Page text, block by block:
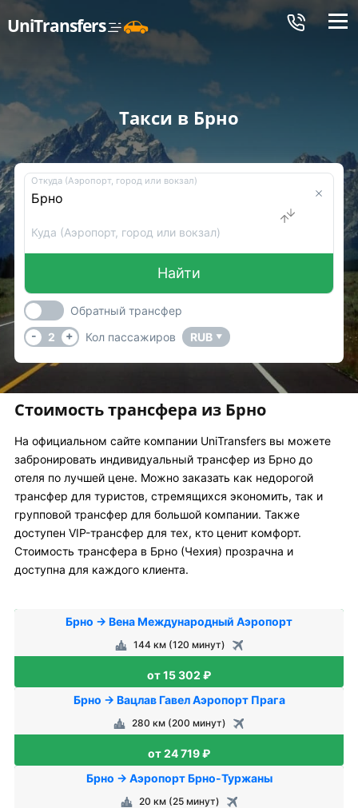
UniTransfers Меню
Такси в Брно
Откуда (Аэропорт, город или вокзал)
Куда (Аэропорт, город или вокзал)
Найти
Обратный трансфер
-
2 + Кол пассажиров RUB ▼
Стоимость трансфера из Брно
На официальном сайте компании UniTransfers вы можете
забронировать индивидуальный трансфер из Брно до
отеля по лучшей цене. Можно заказать как недорогой
трансфер для туристов, стремящихся экономить, так и
групповой трансфер для большой компании. Также
доступен VIP-трансфер для тех, кто ценит комфорт.
Стоимость трансфера в Брно (Чехия) прозрачна и
доступна для каждого клиента.
Брно → Вена Международный Аэропорт
144 км (120 минут)
от 15 302 ₽
Брно → Вацлав Гавел Аэропорт Прага
280 км (200 минут)
от 24 719 ₽
Брно → Аэропорт Брно-Туржаны
20 км (25 минут)